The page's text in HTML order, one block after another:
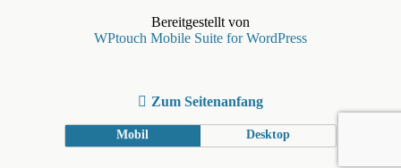
Bereitgestellt von
WPtouch Mobile Suite for WordPress
Zum Seitenanfang
Mobil Desktop